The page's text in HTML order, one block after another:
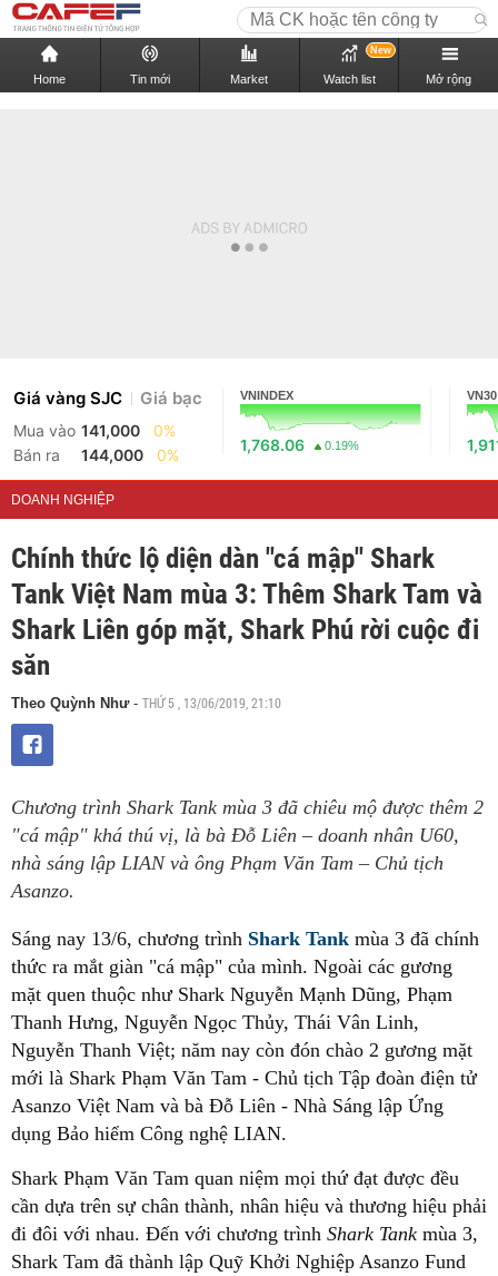
Home Tin mới Market Watch list
New
Mở rộng
Giá vàng SJC Giá bạc
Mua vào 141,000
0%
Bán ra
144,000 0%
VNINDEX
1,768.06 0.19%
VN30
DOANH NGHIỆP
Chính thức lộ diện dàn "cá mập" Shark
Tank Việt Nam mùa 3: Thêm Shark Tam và
Shark Liên góp mặt, Shark Phú rời cuộc đi
săn
Theo Quỳnh Như- THỨ 5 , 13/06/2019, 21:10
Chương trình Shark Tank mùa 3 đã chiêu mộ được thêm 2
"cá mập" khá thú vị, là bà Đỗ Liên – doanh nhân U60,
nhà sáng lập LIAN và ông Phạm Văn Tam – Chủ tịch
Asanzo.
Sáng nay 13/6, chương trình Shark Tank mùa 3 đã chính
thức ra mắt giàn "cá mập" của mình. Ngoài các gương
mặt quen thuộc như Shark Nguyễn Mạnh Dũng, Phạm
Thanh Hưng, Nguyễn Ngọc Thủy, Thái Vân Linh,
Nguyễn Thanh Việt; năm nay còn đón chào 2 gương mặt
mới là Shark Phạm Văn Tam - Chủ tịch Tập đoàn điện tử
Asanzo Việt Nam và bà Đỗ Liên - Nhà Sáng lập Ứng
dụng Bảo hiểm Công nghệ LIAN.
Shark Phạm Văn Tam quan niệm mọi thứ đạt được đều
cần dựa trên sự chân thành, nhân hiệu và thương hiệu phải
đi đôi với nhau. Đến với chương trình Shark Tank mùa 3,
Shark Tam đã thành lập Quỹ Khởi Nghiệp Asanzo Fund